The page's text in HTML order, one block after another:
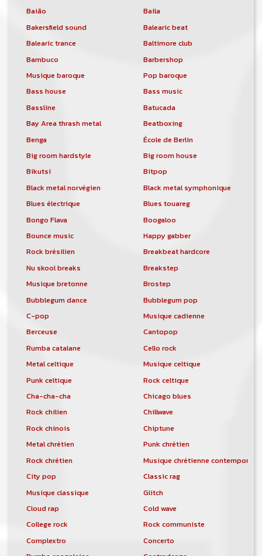
Baião
Baila
Bakersfield sound
Balearic beat
Balearic trance
Baltimore club
Bambuco
Barbershop
Musique baroque
Pop baroque
Bass house
Bass music
Bassline
Batucada
Bay Area thrash metal
Beatboxing
Benga
École de Berlin
Big room hardstyle
Big room house
Bikutsi
Bitpop
Black metal norvégien
Black metal symphonique
Blues électrique
Blues touareg
Bongo Flava
Boogaloo
Bounce music
Happy gabber
Rock brésilien
Breakbeat hardcore
Nu skool breaks
Breakstep
Musique bretonne
Brostep
Bubblegum dance
Bubblegum pop
C-pop
Musique cadienne
Berceuse
Cantopop
Rumba catalane
Cello rock
Metal celtique
Musique celtique
Punk celtique
Rock celtique
Cha-cha-cha
Chicago blues
Rock chilien
Chillwave
Rock chinois
Chiptune
Metal chrétien
Punk chrétien
Rock chrétien
Musique chrétienne
City pop
Classic rag
Musique classique
Glitch
Cloud rap
Cold wave
College rock
Rock communiste
Complextro
Concerto